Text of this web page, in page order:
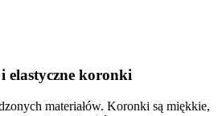
elastyczne koronki
materiałów. Koronki są miękkie,